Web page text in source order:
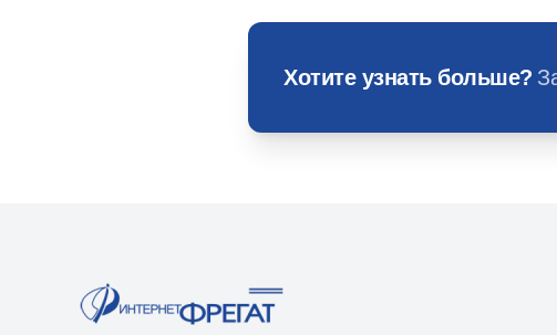
Хотите узнать больше?